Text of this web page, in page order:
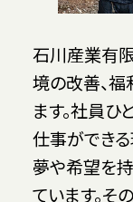
石川産業有
境の改善、
ます。社員ひ
仕事ができ
夢や希望を
ています。そ